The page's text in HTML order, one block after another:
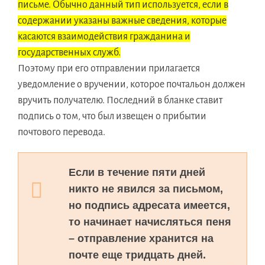
письме. Обычно данный тип используется, если в
содержании указаны важные сведения, которые
касаются взаимодействия гражданина и
государственных служб.
Поэтому при его отправлении прилагается
уведомление о вручении, которое почтальон должен
вручить получателю. Последний в бланке ставит
подпись о том, что был извещен о прибытии
почтового перевода.
Если в течение пяти дней
никто не явился за письмом,
но подпись адресата имеется,
то начинает начисляться пеня
– отправление хранится на
почте еще тридцать дней.